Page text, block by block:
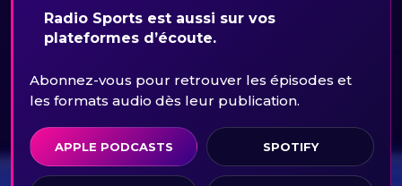
Radio Sports est aussi sur vos
plateformes d’écoute.
Abonnez-vous pour retrouver les épisodes et
les formats audio dès leur publication.
APPLE PODCASTS SPOTIFY